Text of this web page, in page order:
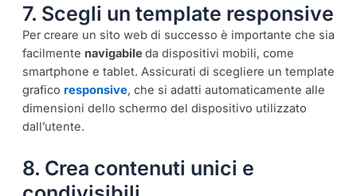
7. Scegli un template responsive
Per creare un sito web di successo è importante che sia
facilmente navigabile da dispositivi mobili, come
smartphone e tablet. Assicurati di scegliere un template
grafico responsive, che si adatti automaticamente alle
dimensioni dello schermo del dispositivo utilizzato
dall’utente.
8. Crea contenuti unici e